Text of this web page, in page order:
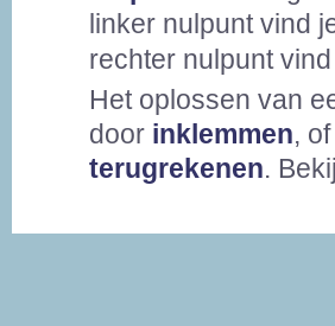
linker nulpunt vind
rechter nulpunt
Het oplossen van
door inklemmen,
terugrekenen.